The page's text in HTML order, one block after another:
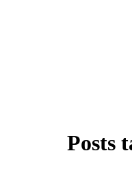
Posts